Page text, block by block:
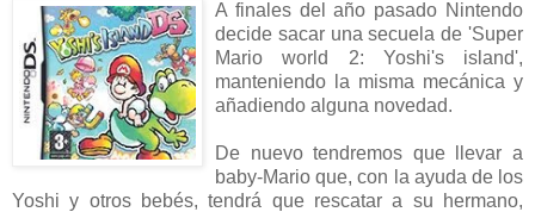
A finales del año pasado Nintendo
decide sacar una secuela de 'Super
Mario world 2: Yoshi's island',
manteniendo la misma mecánica y
añadiendo alguna novedad.
De nuevo tendremos que llevar a
baby-Mario que, con la ayuda de los
Yoshi y otros bebés, tendrá que rescatar a su hermano,